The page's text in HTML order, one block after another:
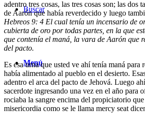
Buscar
Menú
adentro tres cosas, las tres cosas son; las dos
de Aarón que había reverdecido y luego
Hebreos 9: 4 El cual tenía un incensario de
cubierta de oro por todas partes, en la que
que contenía el maná, la vara de Aarón que
del pacto.
Es esa urna que usted ve ahí tenía maná para
había alimentado al pueblo en el desierto.
adentro el arca del pacto de Jehová. Luego
sacerdote ingresando una vez en el año para
rociaba la sangre encima del propiciatorio
misericordia como se le llama mercy seat